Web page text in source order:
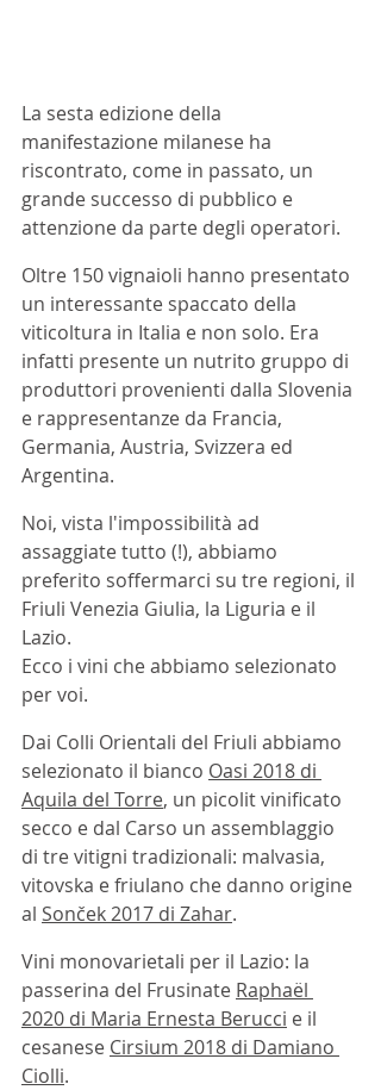
La sesta edizione della
manifestazione milanese ha
riscontrato, come in passato, un
grande successo di pubblico e
attenzione da parte degli operatori.
Oltre 150 vignaioli hanno presentato
un interessante spaccato della
viticoltura in Italia e non solo. Era
infatti presente un nutrito gruppo di
produttori provenienti dalla Slovenia
e rappresentanze da Francia,
Germania, Austria, Svizzera ed
Argentina.
Noi, vista l'impossibilità ad
assaggiate tutto (!), abbiamo
preferito soffermarci su tre regioni, il
Friuli Venezia Giulia, la Liguria e il
Lazio.
Ecco i vini che abbiamo selezionato
per voi.
Dai Colli Orientali del Friuli abbiamo
selezionato il bianco Oasi 2018 di
Aquila del Torre, un picolit vinificato
secco e dal Carso un assemblaggio
di tre vitigni tradizionali: malvasia,
vitovska e friulano che danno origine
al Sonček 2017 di Zahar.
Vini monovarietali per il Lazio: la
passerina del Frusinate Raphaël
2020 di Maria Ernesta Berucci e il
cesanese Cirsium 2018 di Damiano
Ciolli.